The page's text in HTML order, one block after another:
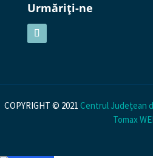
Urmăriți-ne
COPYRIGHT © 2021 Centrul Județean
Tomax